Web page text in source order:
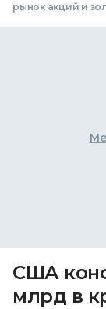
рынок акций и
США
млрд в